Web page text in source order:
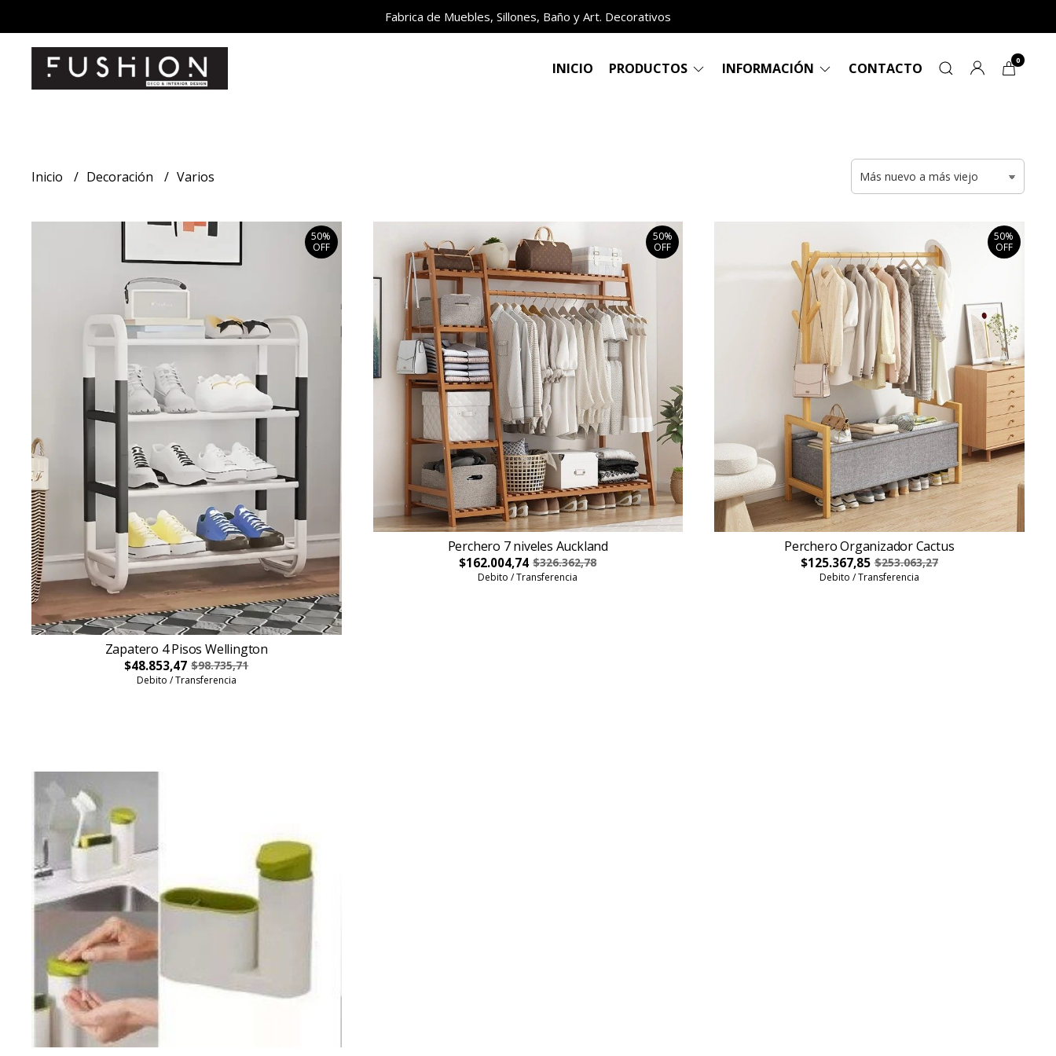
Fabrica de Muebles, Sillones, Baño y Art. Decorativos
INICIO PRODUCTOS INFORMACIÓN CONTACTO 0
Inicio Decoración Varios
50%
OFF
Zapatero 4 Pisos Wellington
$48.853,47 $98.735,71
Debito / Transferencia
50%
OFF
Perchero 7 niveles Auckland
$162.004,74 $326.362,78
Debito / Transferencia
50%
OFF
Perchero Organizador Cactus
$125.367,85 $253.063,27
Debito / Transferencia